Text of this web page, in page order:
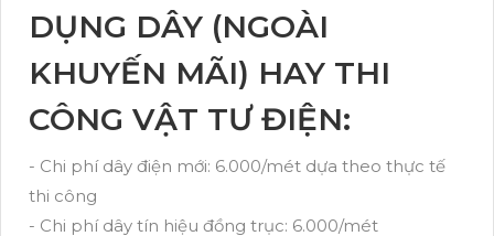
DỤNG DÂY (NGOÀI
KHUYẾN MÃI) HAY THI
CÔNG VẬT TƯ ĐIỆN:
- Chi phí dây điện mới: 6.000/mét dựa theo thực tế
thi công
- Chi phí dây tín hiệu đồng trục: 6.000/mét